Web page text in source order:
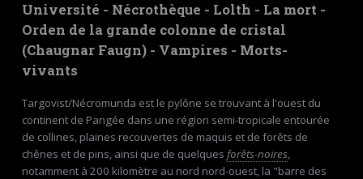
Université - Nécrothèque - Lolth - La mort -
Orden de la grande colonne de cristal
(Chaugnar Faugn) - Vampires - Morts-
vivants
Targovist/Nécromunda est le pylône se trouvant à l'ouest du
continent de Pangée dans une région semi-tropicale entourée
de collines, plaines recouvertes de maquis et de forêts de
chênes et de pins, ainsi que de quelques forêts-noires,
notamment à 200 kilomètre au nord nord-ouest, la "barre des